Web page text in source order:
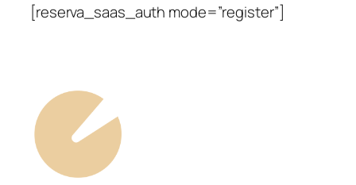
[reserva_saas_auth mode=”register”]